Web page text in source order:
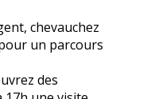
chevauchez
un parcours
des